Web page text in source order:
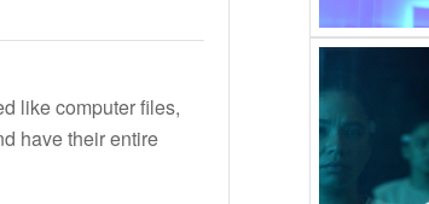
like computer files,
have their entire